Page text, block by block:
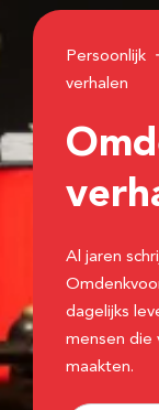
Persoonlijk
verhalen
Al jaren
dagelijks
mensen die
maakten.